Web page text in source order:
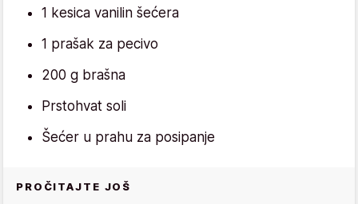
1 kesica vanilin šećera
1 prašak za pecivo
200 g brašna
Prstohvat soli
Šećer u prahu za posipanje
PROČITAJTE JOŠ